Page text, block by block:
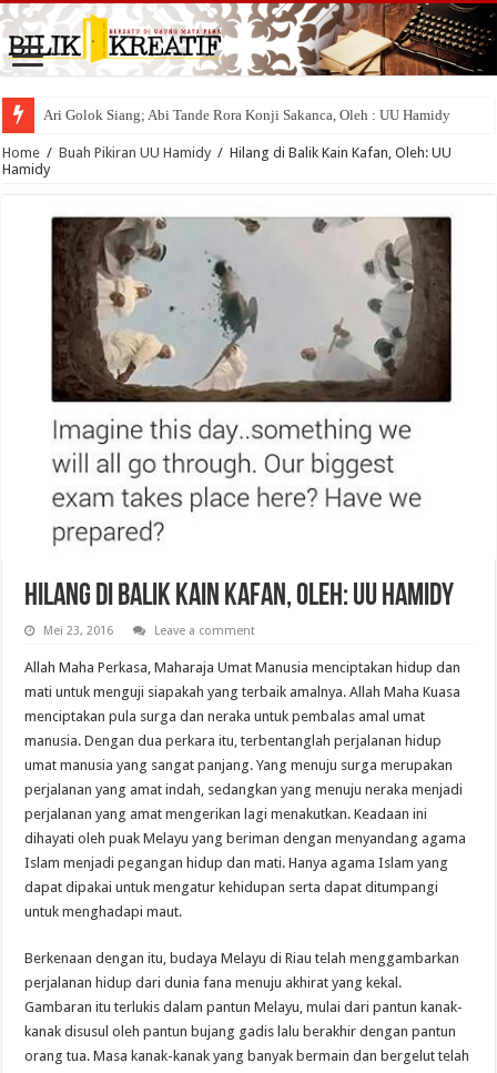
Ari Golok Siang; Abi Tande Rora Konji Sakanca, Oleh : UU Hamidy
Home / Buah Pikiran UU Hamidy / Hilang di Balik Kain Kafan, Oleh: UU
Hamidy
Hilang di Balik Kain Kafan, Oleh: UU Hamidy
Mei 23, 2016 Leave a comment
Allah Maha Perkasa, Maharaja Umat Manusia menciptakan hidup dan
mati untuk menguji siapakah yang terbaik amalnya. Allah Maha Kuasa
menciptakan pula surga dan neraka untuk pembalas amal umat
manusia. Dengan dua perkara itu, terbentanglah perjalanan hidup
umat manusia yang sangat panjang. Yang menuju surga merupakan
perjalanan yang amat indah, sedangkan yang menuju neraka menjadi
perjalanan yang amat mengerikan lagi menakutkan. Keadaan ini
dihayati oleh puak Melayu yang beriman dengan menyandang agama
Islam menjadi pegangan hidup dan mati. Hanya agama Islam yang
dapat dipakai untuk mengatur kehidupan serta dapat ditumpangi
untuk menghadapi maut.
Berkenaan dengan itu, budaya Melayu di Riau telah menggambarkan
perjalanan hidup dari dunia fana menuju akhirat yang kekal.
Gambaran itu terlukis dalam pantun Melayu, mulai dari pantun kanak-
kanak disusul oleh pantun bujang gadis lalu berakhir dengan pantun
orang tua. Masa kanak-kanak yang banyak bermain dan bergelut telah